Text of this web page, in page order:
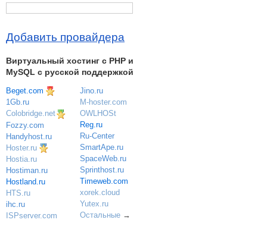
Добавить провайдера
Виртуальный хостинг c PHP и
MySQL с русской поддержкой
Beget.com
1Gb.ru
Colobridge.net
Fozzy.com
Handyhost.ru
Hoster.ru
Hostia.ru
Hostiman.ru
Hostland.ru
HTS.ru
ihc.ru
ISPserver.com
Jino.ru
M-hoster.com
OWLHOSt
Reg.ru
Ru-Center
SmartApe.ru
SpaceWeb.ru
Sprinthost.ru
Timeweb.com
xorek.cloud
Yutex.ru
Остальные→